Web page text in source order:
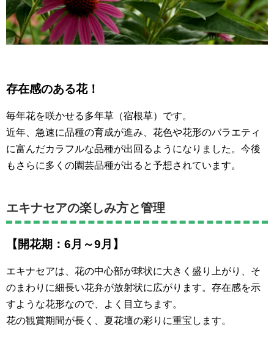
存在感のある花！
毎年花を咲かせる多年草（宿根草）です。
近年、急速に品種の育成が進み、花色や花形のバラエティ
に富んだカラフルな品種が出回るようになりました。今後
もさらに多くの園芸品種が出ると予想されています。
エキナセアの楽しみ方と管理
【開花期：6月～9月】
エキナセアは、花の中心部が球状に大きく盛り上がり、そ
のまわりに細長い花弁が放射状に広がります。存在感を示
すような花形なので、よく目立ちます。
花の観賞期間が長く、夏花壇の彩りに重宝します。